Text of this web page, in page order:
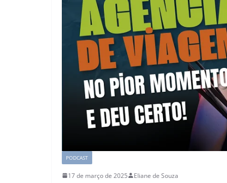
PODCAST
17 de março de 2025 Eliane de Souza